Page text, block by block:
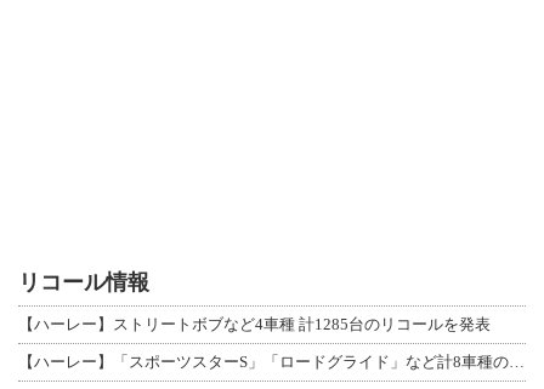
リコール情報
【ハーレー】ストリートボブなど4車種 計1285台のリコールを発表
【ハーレー】「スポーツスターS」「ロードグライド」など計8車種のリコールを発表